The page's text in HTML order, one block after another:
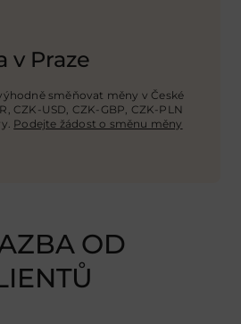
v Praze
směňovat měny v České
CZK-USD, CZK-GBP, CZK-PLN
Podejte žádost o směnu měny
OD